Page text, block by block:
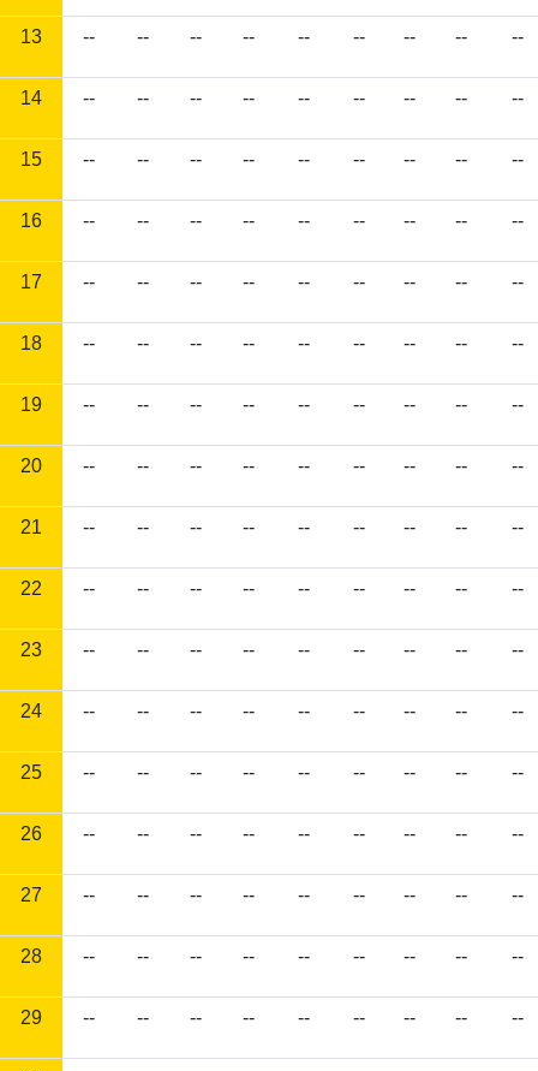
13 -- -- -- -- -- -- -- -- --
14 -- -- -- -- -- -- -- -- --
15 -- -- -- -- -- -- -- -- --
16 -- -- -- -- -- -- -- -- --
17 -- -- -- -- -- -- -- -- --
18 -- -- -- -- -- -- -- -- --
19 -- -- -- -- -- -- -- -- --
20 -- -- -- -- -- -- -- -- --
21 -- -- -- -- -- -- -- -- --
22 -- -- -- -- -- -- -- -- --
23 -- -- -- -- -- -- -- -- --
24 -- -- -- -- -- -- -- -- --
25 -- -- -- -- -- -- -- -- --
26 -- -- -- -- -- -- -- -- --
27 -- -- -- -- -- -- -- -- --
28 -- -- -- -- -- -- -- -- --
29 -- -- -- -- -- -- -- -- --